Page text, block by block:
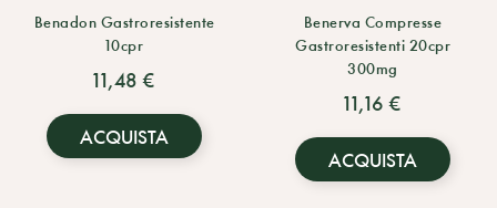
Benadon Gastroresistente
10cpr
11,48 €
ACQUISTA
Benerva Compresse
Gastroresistenti 20cpr
300mg
11,16 €
ACQUISTA